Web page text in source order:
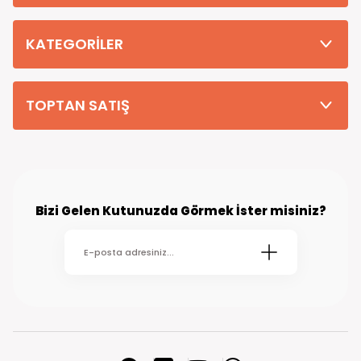
teslim edilmektedir. (kırsal köy kasaba gibi yerlere bu süre 7 güne
KATEGORİLER
TOPTAN SATIŞ
Bizi Gelen Kutunuzda Görmek İster misiniz?